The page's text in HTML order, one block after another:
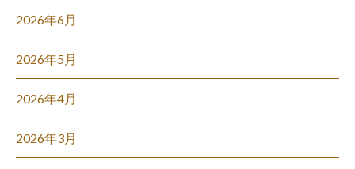
2026年6月
2026年5月
2026年4月
2026年3月